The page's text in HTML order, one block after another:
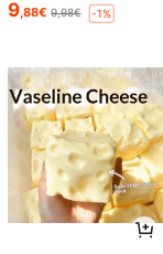
9,88€ 9,98€ -1%